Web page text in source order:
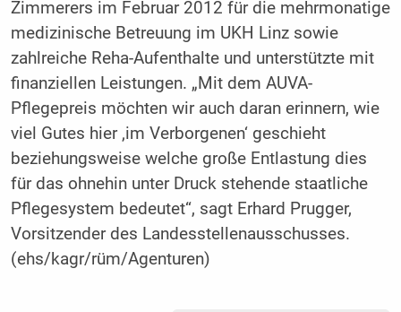
Zimmerers im Februar 2012 für die mehrmonatige
medizinische Betreuung im UKH Linz sowie
zahlreiche Reha-Aufenthalte und unterstützte mit
finanziellen Leistungen. „Mit dem AUVA-
Pflegepreis möchten wir auch daran erinnern, wie
viel Gutes hier ‚im Verborgenen‘ geschieht
beziehungsweise welche große Entlastung dies
für das ohnehin unter Druck stehende staatliche
Pflegesystem bedeutet“, sagt Erhard Prugger,
Vorsitzender des Landesstellenausschusses.
(ehs/kagr/rüm/Agenturen)